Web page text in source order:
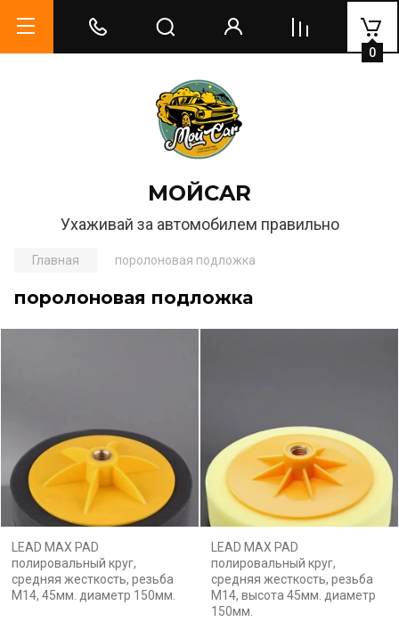
МОЙCAR
Ухаживай за автомобилем правильно
0
Главная поролоновая подложка
поролоновая подложка
LEAD MAX PAD
полировальный круг,
средняя жесткость, резьба
М14, 45мм. диаметр 150мм.
LEAD MAX PAD
полировальный круг,
средняя жесткость, резьба
М14, высота 45мм. диаметр
150мм.